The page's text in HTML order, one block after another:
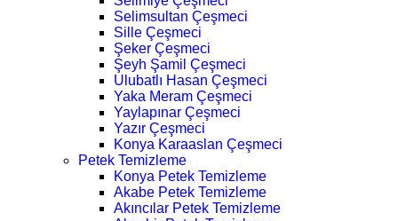
Selimsultan Çeşmeci
Sille Çeşmeci
Şeker Çeşmeci
Şeyh Şamil Çeşmeci
Ulubatlı Hasan Çeşmeci
Yaka Meram Çeşmeci
Yaylapınar Çeşmeci
Yazır Çeşmeci
Konya Karaaslan Çeşmeci
Petek Temizleme
Konya Petek Temizleme
Akabe Petek Temizleme
Akıncılar Petek Temizleme